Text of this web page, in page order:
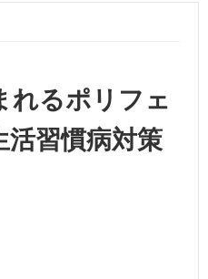
れるポリフェ
活習慣病対策